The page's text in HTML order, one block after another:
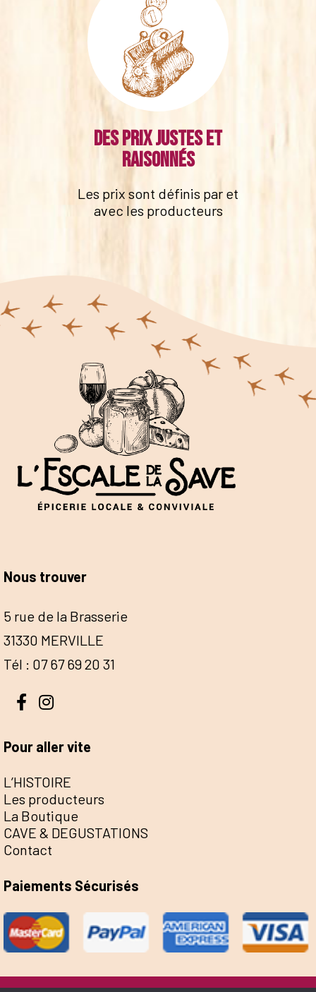
Des prix justes et
raisonnés
Les prix sont définis par et
avec les producteurs
Nous trouver
5 rue de la Brasserie
31330 MERVILLE
Tél : 07 67 69 20 31
Pour aller vite
L’HISTOIRE
Les producteurs
La Boutique
CAVE & DEGUSTATIONS
Contact
Paiements Sécurisés